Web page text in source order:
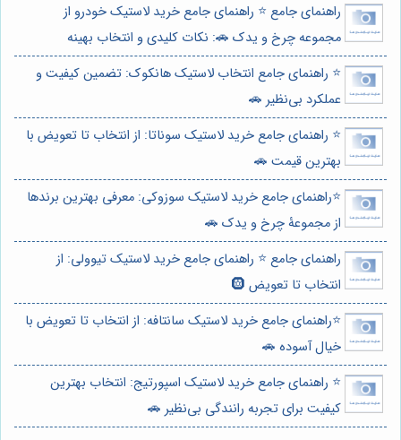
راهنمای جامع ⭐️ راهنمای جامع خرید لاستیک خودرو از
مجموعه چرخ و یدک 🚗: نکات کلیدی و انتخاب بهینه
⭐️ راهنمای جامع انتخاب لاستیک هانکوک: تضمین کیفیت و
عملکرد بی‌نظیر 🚗
⭐️ راهنمای جامع خرید لاستیک سوناتا: از انتخاب تا تعویض با
بهترین قیمت 🚗
⭐️راهنمای جامع خرید لاستیک سوزوکی: معرفی بهترین برندها
از مجموعۀ چرخ و یدک 🚗
راهنمای جامع ⭐️ راهنمای جامع خرید لاستیک تیوولی: از
انتخاب تا تعویض 🛞
⭐️راهنمای جامع خرید لاستیک سانتافه: از انتخاب تا تعویض با
خیال آسوده 🚗
⭐️ راهنمای جامع خرید لاستیک اسپورتیج: انتخاب بهترین
کیفیت برای تجربه رانندگی بی‌نظیر 🚗